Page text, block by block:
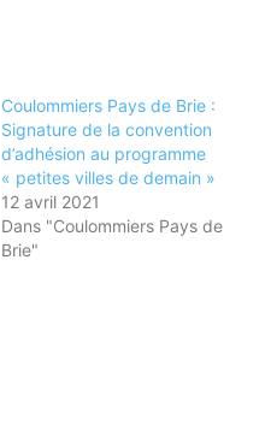
Coulommiers Pays de Brie :
Signature de la convention
d’adhésion au programme
« petites villes de demain »
12 avril 2021
Dans "Coulommiers Pays de
Brie"